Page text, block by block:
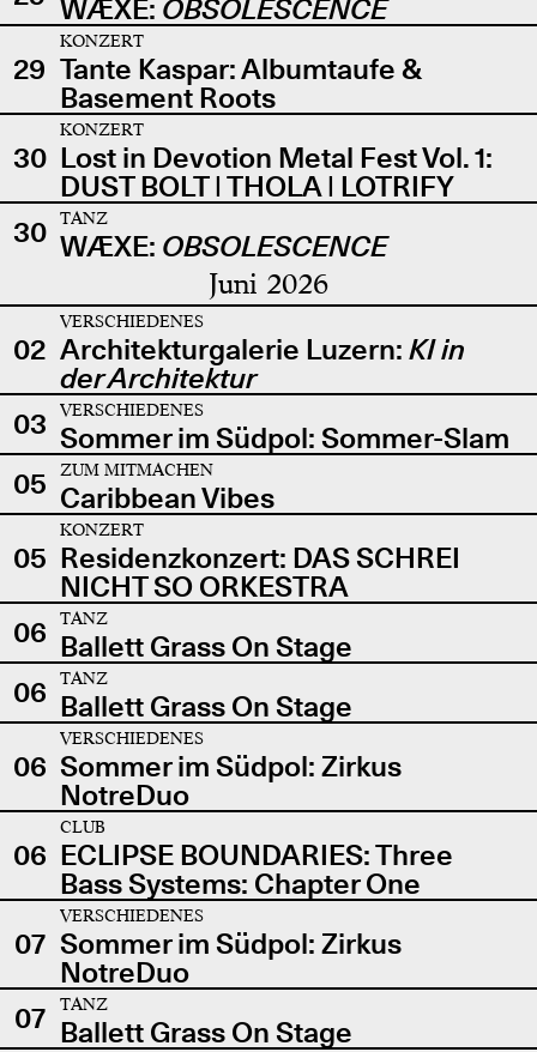
WÆXE: OBSOLESCENCE
29
KONZERT
Tante Kaspar: Albumtaufe &
Basement Roots
30
KONZERT
Lost in Devotion Metal Fest Vol. 1:
DUST BOLT | THOLA | LOTRIFY
30
TANZ
WÆXE: OBSOLESCENCE
Juni 2026
02
VERSCHIEDENES
Architekturgalerie Luzern: KI in
der Architektur
03
VERSCHIEDENES
Sommer im Südpol: Sommer-Slam
05
ZUM MITMACHEN
Caribbean Vibes
05
KONZERT
Residenzkonzert: DAS SCHREI
NICHT SO ORKESTRA
06
TANZ
Ballett Grass On Stage
06
TANZ
Ballett Grass On Stage
06
VERSCHIEDENES
Sommer im Südpol: Zirkus
NotreDuo
06
CLUB
ECLIPSE BOUNDARIES: Three
Bass Systems: Chapter One
07
VERSCHIEDENES
Sommer im Südpol: Zirkus
NotreDuo
07
TANZ
Ballett Grass On Stage